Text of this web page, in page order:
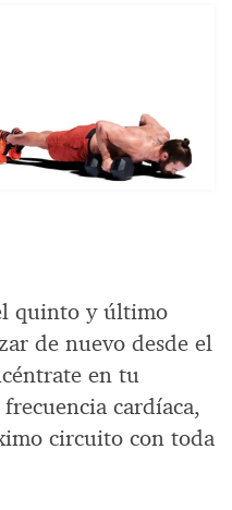
quinto y último
de nuevo desde el
en tu
cardíaca,
circuito con toda